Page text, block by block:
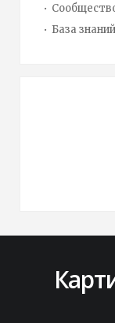
База